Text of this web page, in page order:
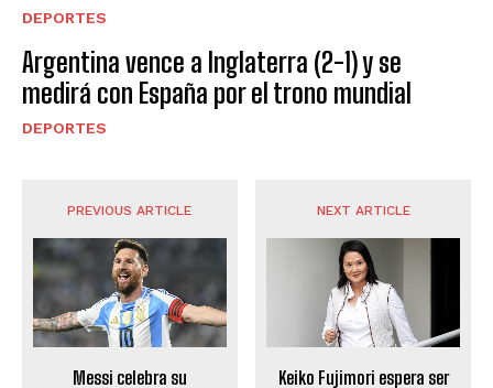
DEPORTES
Argentina vence a Inglaterra (2-1) y se
medirá con España por el trono mundial
DEPORTES
PREVIOUS ARTICLE
Messi celebra su
NEXT ARTICLE
Keiko Fujimori espera ser